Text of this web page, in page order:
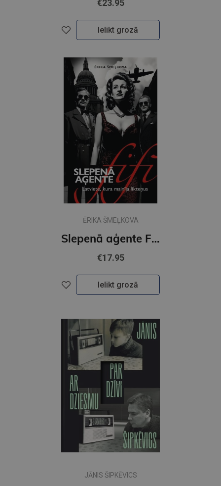
€23.95
Ielikt grozā
ĒRIKA ŠMEĻKOVA
Slepenā aģente Fifi. Latviete, kura mainīja likteņus
€17.95
Ielikt grozā
JĀNIS ŠIPKĒVICS